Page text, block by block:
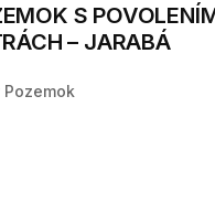
S
– JARABÁ